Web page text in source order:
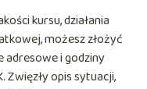
kursu, działania
możesz złożyć
adresowe i godziny
Zwięzły opis sytuacji,